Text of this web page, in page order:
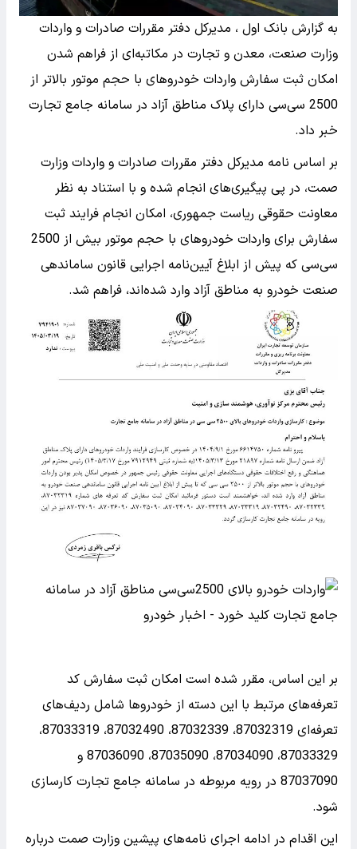
به گزارش بانک اول ، مدیرکل دفتر مقررات صادرات و واردات
وزارت صنعت، معدن و تجارت در مکاتبه‌ای از فراهم شدن
امکان ثبت سفارش واردات خودروهای با حجم موتور بالاتر از
2500 سی‌سی دارای پلاک مناطق آزاد در سامانه جامع تجارت
خبر داد.
بر اساس نامه مدیرکل دفتر مقررات صادرات و واردات وزارت
صمت، در پی پیگیری‌های انجام شده و با استناد به نظر
معاونت حقوقی ریاست جمهوری، امکان انجام فرایند ثبت
سفارش برای واردات خودروهای با حجم موتور بیش از 2500
سی‌سی که پیش از ابلاغ آیین‌نامه اجرایی قانون ساماندهی
صنعت خودرو به مناطق آزاد وارد شده‌اند، فراهم شد.
بر این اساس، مقرر شده است امکان ثبت سفارش کد
تعرفه‌های مرتبط با این دسته از خودروها شامل ردیف‌های
تعرفه‌ای 87032319، 87032339، 87032490، 87033319،
87033329، 87034090، 87035090، 87036090 و
87037090 در رویه مربوطه در سامانه جامع تجارت کارسازی
شود.
این اقدام در ادامه اجرای نامه‌های پیشین وزارت صمت درباره